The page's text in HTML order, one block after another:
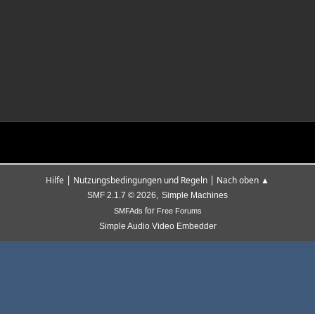
Hilfe | Nutzungsbedingungen und Regeln | Nach oben ▲
SMF 2.1.7 © 2026, Simple Machines
SMFAds for Free Forums
Simple Audio Video Embedder